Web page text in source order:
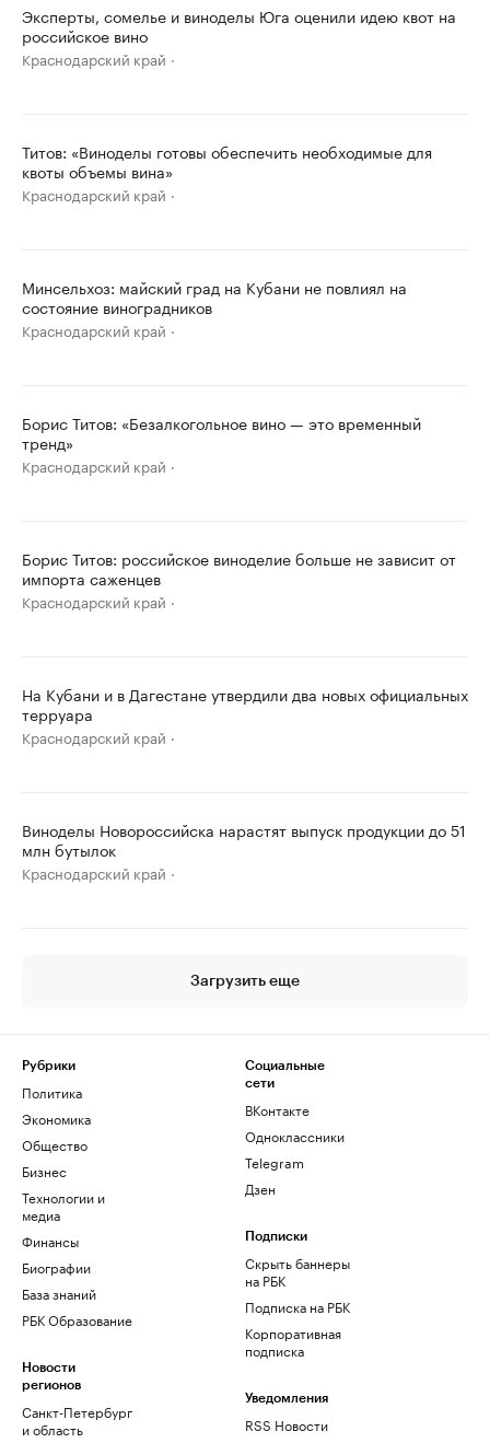
Эксперты, сомелье и виноделы Юга оценили идею квот на
российское вино
Краснодарский край
Титов: «Виноделы готовы обеспечить необходимые для
квоты объемы вина»
Краснодарский край
Минсельхоз: майский град на Кубани не повлиял на
состояние виноградников
Краснодарский край
Борис Титов: «Безалкогольное вино — это временный
тренд»
Краснодарский край
Борис Титов: российское виноделие больше не зависит от
импорта саженцев
Краснодарский край
На Кубани и в Дагестане утвердили два новых официальных
терруара
Краснодарский край
Виноделы Новороссийска нарастят выпуск продукции до 51
млн бутылок
Краснодарский край
Загрузить еще
Рубрики
Политика
Экономика
Общество
Бизнес
Технологии и
медиа
Финансы
Биографии
База знаний
РБК Образование
Новости
регионов
Санкт-Петербург
и область
Социальные
сети
ВКонтакте
Одноклассники
Telegram
Дзен
Подписки
Скрыть баннеры
на РБК
Подписка на РБК
Корпоративная
подписка
Уведомления
RSS Новости